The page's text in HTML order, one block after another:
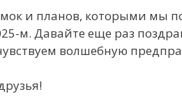
и планов, которыми мы
м. Давайте еще раз
волшебную